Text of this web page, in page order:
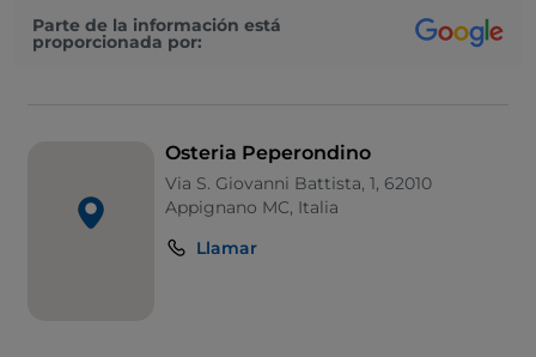
Parte de la información está
proporcionada por:
Osteria Peperondino
Via S. Giovanni Battista, 1, 62010
Appignano MC, Italia
Llamar